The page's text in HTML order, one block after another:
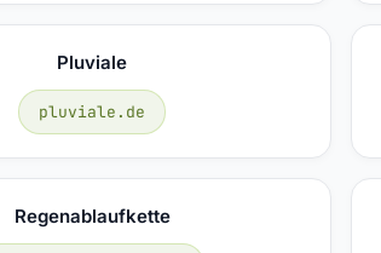
Pluviale
pluviale.de
Regenablaufkette